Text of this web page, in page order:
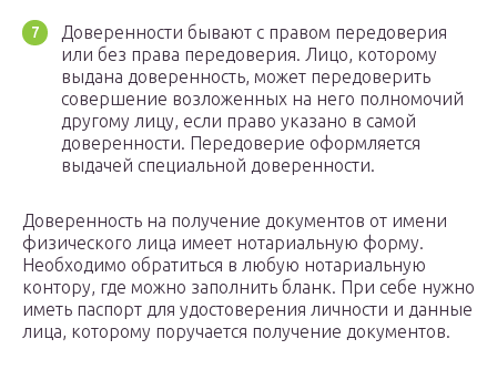
Доверенности бывают с правом передоверия
или без права передоверия. Лицо, которому
выдана доверенность, может передоверить
совершение возложенных на него полномочий
другому лицу, если право указано в самой
доверенности. Передоверие оформляется
выдачей специальной доверенности.
Доверенность на получение документов от имени
физического лица имеет нотариальную форму.
Необходимо обратиться в любую нотариальную
контору, где можно заполнить бланк. При себе нужно
иметь паспорт для удостоверения личности и данные
лица, которому поручается получение документов.